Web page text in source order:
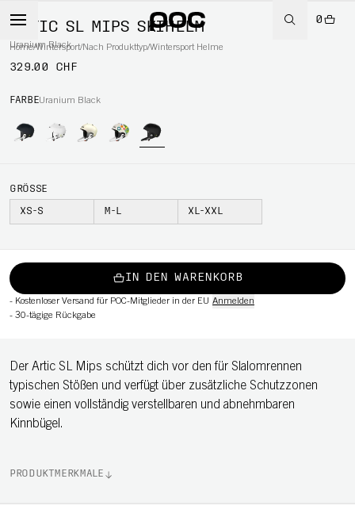
0
Home/Wintersport/Nach Produkttyp/Wintersport Helme
ARTIC SL MIPS SKIHELM
Uranium Black
329.00 CHF
FARBEUranium Black
GRÖSSE
XS-S M-L XL-XXL
IN DEN WARENKORB
- Kostenloser Versand für POC-Mitglieder in der EU Anmelden
- 30-tägige Rückgabe
Der Artic SL Mips schützt dich vor den für Slalomrennen
typischen Stößen und verfügt über zusätzliche Schutzzonen
sowie einen vollständig verstellbaren und abnehmbaren
Kinnbügel.
PRODUKTMERKMALE